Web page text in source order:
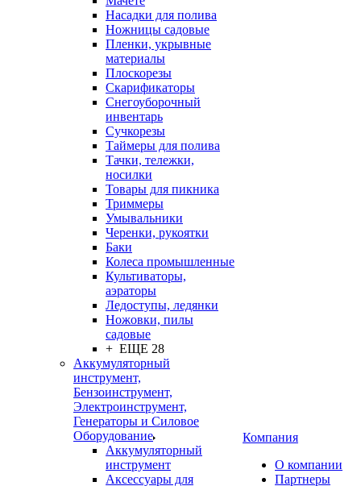
Насадки для полива
Ножницы садовые
Пленки, укрывные
материалы
Плоскорезы
Скарификаторы
Снегоуборочный
инвентарь
Сучкорезы
Таймеры для полива
Тачки, тележки,
носилки
Товары для пикника
Триммеры
Умывальники
Черенки, рукоятки
Баки
Колеса промышленные
Культиваторы,
аэраторы
Ледоступы, ледянки
Ножовки, пилы
садовые
+ ЕЩЕ 28
Аккумуляторный
инструмент,
Бензоинструмент,
Электроинструмент,
Генераторы и Силовое
Оборудование
Аккумуляторный
инструмент
Аксессуары для
Компания
О компании
Партнеры